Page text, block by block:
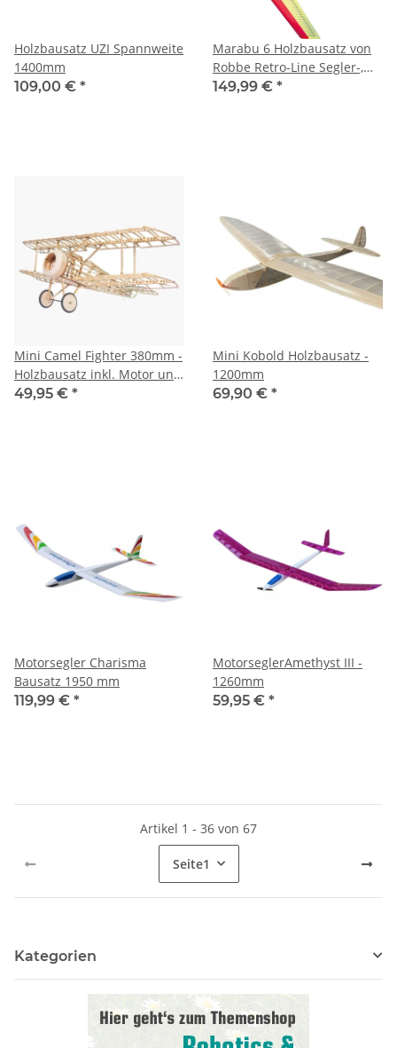
Holzbausatz UZI Spannweite
1400mm
109,00 € *
Marabu 6 Holzbausatz von
Robbe Retro-Line Segler-,
oder Elektromodell
149,99 € *
Mini Camel Fighter 380mm -
Holzbausatz inkl. Motor uns
Propeller
49,95 € *
Mini Kobold Holzbausatz -
1200mm
69,90 € *
Motorsegler Charisma
Bausatz 1950 mm
119,99 € *
MotorseglerAmethyst III -
1260mm
59,95 € *
Artikel 1 - 36 von 67
Seite1
Kategorien